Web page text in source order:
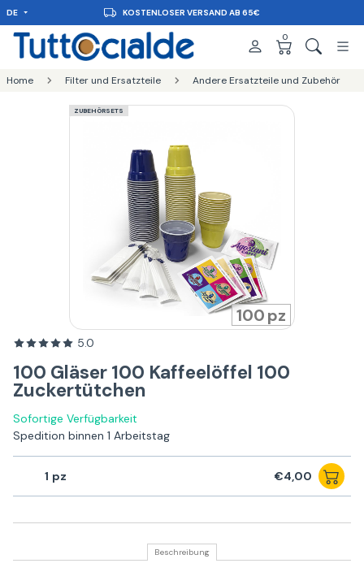
DE KOSTENLOSER VERSAND AB 65€
0
Home Filter und Ersatzteile Andere Ersatzteile und Zubehör
ZUBEHÖRSETS
100
5.0
100 Gläser 100 Kaffeelöffel 100
Zuckertütchen
Sofortige Verfügbarkeit
Spedition binnen 1 Arbeitstag
1 €4,00
Beschreibung